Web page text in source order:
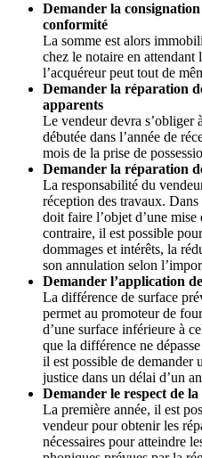
Demander la
conformité
La somme est alors
chez le notaire en
l’acquéreur peut tout de
Demander la réparation
apparents
Le vendeur devra s’obliger
débutée dans l’année de
mois de la prise de
Demander la réparation
La responsabilité du
réception des travaux.
doit faire l’objet d’une
contraire, il est possible
dommages et intérêts, la
son annulation selon
Demander l’application
La différence de surface
permet au promoteur de
d’une surface inférieure à
que la différence ne
il est possible de
justice dans un délai d’un
Demander le respect de
La première année, il est
vendeur pour obtenir les
nécessaires pour atteindre